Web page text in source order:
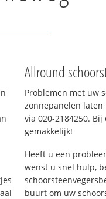
Allround
Problemen met uw
zonnepanelen laten
via 020-2184250.
gemakkelijk!
Heeft u een
wenst u snel hulp,
buurt om uw